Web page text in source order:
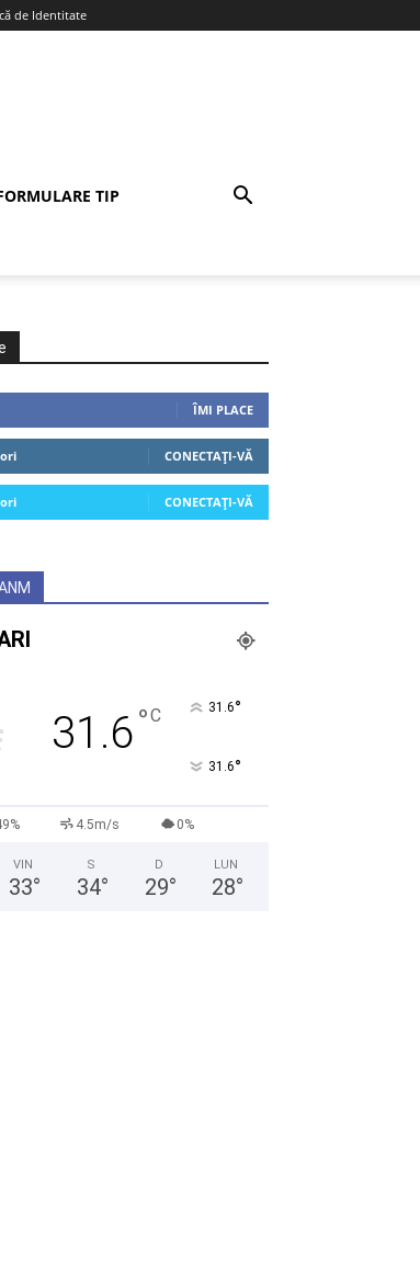
de Identitate
TIP
ÎMI PLACE
CONECTAȚI-VĂ
CONECTAȚI-VĂ
31.6°C 31.6°
31.6°
4.5m/s 0%
VIN
33°
S
34°
D
29°
LUN
28°